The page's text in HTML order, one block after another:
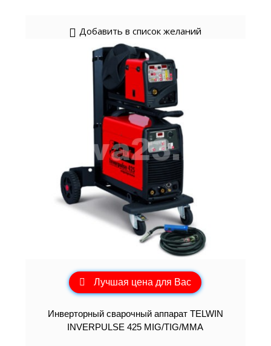
Добавить в список желаний
Лучшая цена для Вас
Инверторный сварочный аппарат TELWIN
INVERPULSE 425 MIG/TIG/MMA